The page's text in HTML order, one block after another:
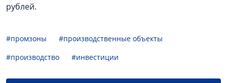
рублей.
#промзоны
#производственные объекты
#производство
#инвестиции